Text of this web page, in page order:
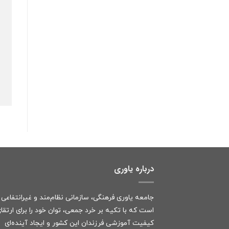
درباره یاوری
جامعه یاوری فرهنگی، سازمانی نظام‌مند و غیرانتفاعی
است که با تکیه بر خرد جمعی، توان خود را برای
کیفیت آموزشی فرزندان این کشور و ایجاد آینده‌ای